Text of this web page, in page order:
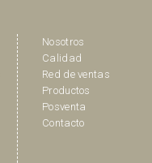
Nosotros
Calidad
Red de ventas
Productos
Posventa
Contacto